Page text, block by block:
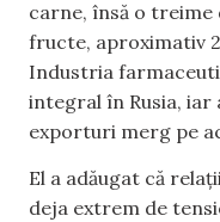
carne, însă o treime
fructe, aproximativ
Industria
integral în Rusia, iar
exporturi merg pe
El a adăugat că
deja extrem de